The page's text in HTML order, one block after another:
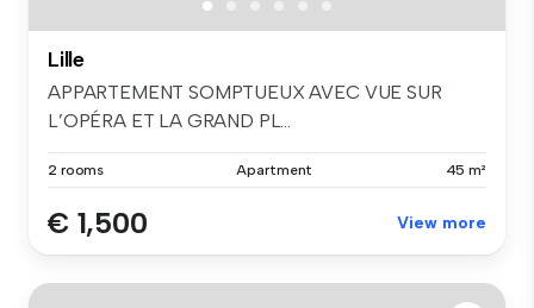
Lille
APPARTEMENT SOMPTUEUX AVEC VUE SUR
L’OPÉRA ET LA GRAND PL...
2 rooms Apartment 45 m²
€ 1,500 View more